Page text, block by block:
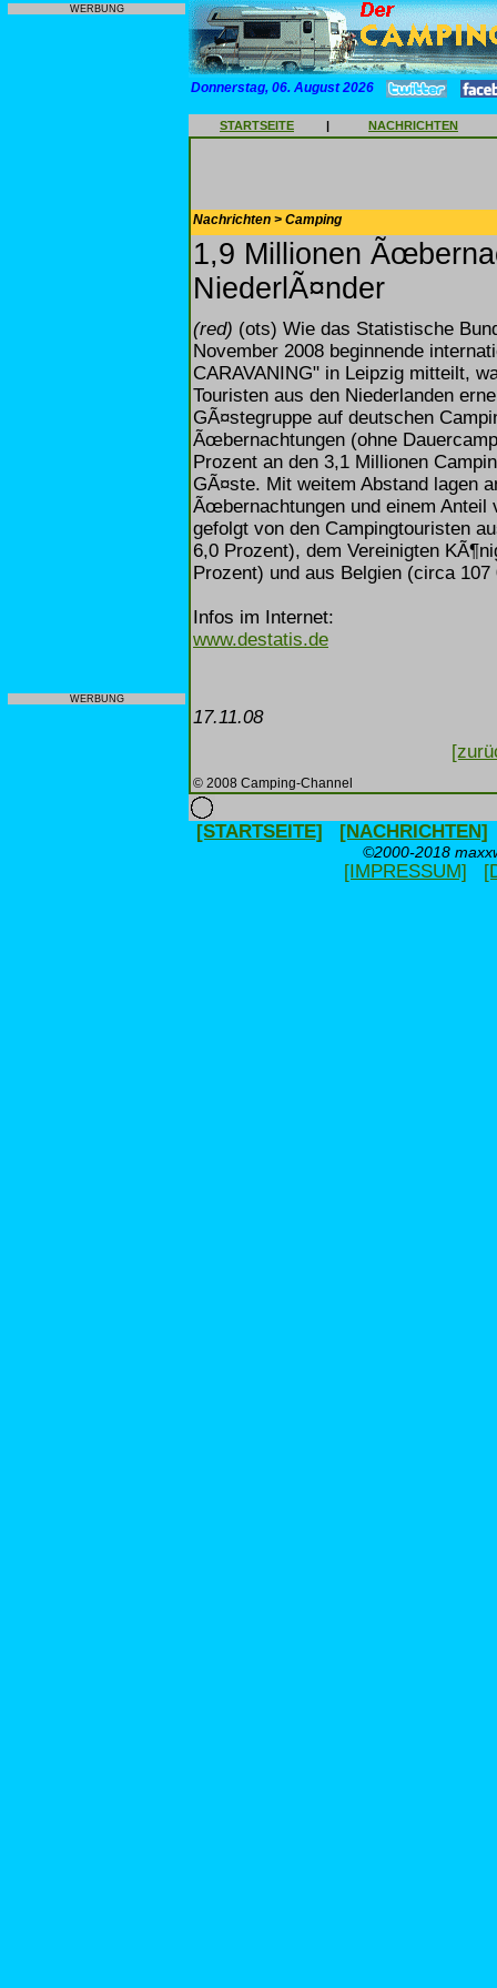
WERBUNG
WERBUNG
Donnerstag, 06. August 2026
STARTSEITE | NACHRICHTEN
Nachrichten > Camping
1,9 Millionen
NiederlÃ¤nder
(red) (ots) Wie das Statistische
November 2008 beginnende
CARAVANING" in Leipzig mitteilt,
Touristen aus den Niederlanden
GÃ¤stegruppe auf deutschen
Ãœbernachtungen (ohne
Prozent an den 3,1 Millionen
GÃ¤ste. Mit weitem Abstand lagen
Ãœbernachtungen und einem Anteil
gefolgt von den Campingtouristen
6,0 Prozent), dem Vereinigten
Prozent) und aus Belgien (circa
Infos im Internet:
www.destatis.de
17.11.08
© 2008 Camping-Channel
[STARTSEITE] [NACHRICHTEN]
©2000-2018
[IMPRESSUM]